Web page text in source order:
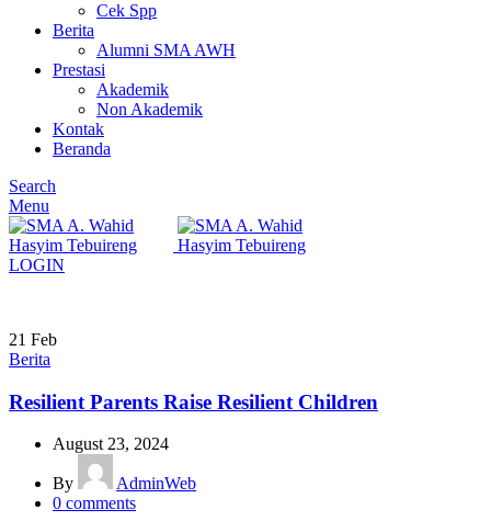
Cek Spp
Berita
Alumni SMA AWH
Prestasi
Akademik
Non Akademik
Kontak
Beranda
Search
Menu
LOGIN
21 Feb
Berita
Resilient Parents Raise Resilient Children
August 23, 2024
By
AdminWeb
0 comments